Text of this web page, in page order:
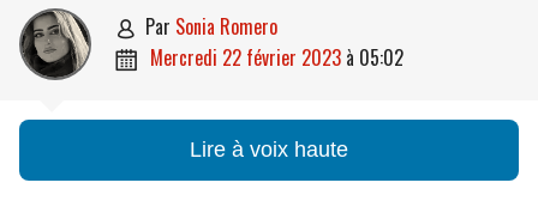
 par Sonia Romero
 mercredi 22 février 2023 à 05:02
Lire à voix haute